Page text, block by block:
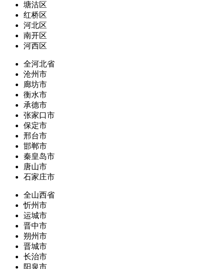
塘沽区
红桥区
河北区
南开区
河西区
全河北省
沧州市
廊坊市
衡水市
承德市
张家口市
保定市
邢台市
邯郸市
秦皇岛市
唐山市
石家庄市
全山西省
忻州市
运城市
晋中市
朔州市
晋城市
长治市
阳泉市